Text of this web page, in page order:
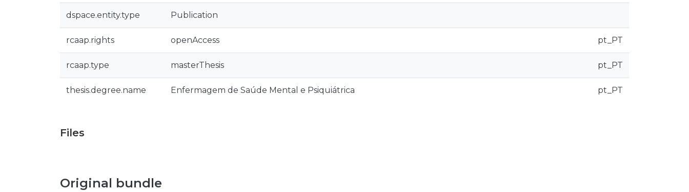
dspace.entity.type Publication
rcaap.rights openAccess pt_PT
rcaap.type masterThesis pt_PT
thesis.degree.name Enfermagem de Saúde Mental e Psiquiátrica pt_PT
Files
Original bundle